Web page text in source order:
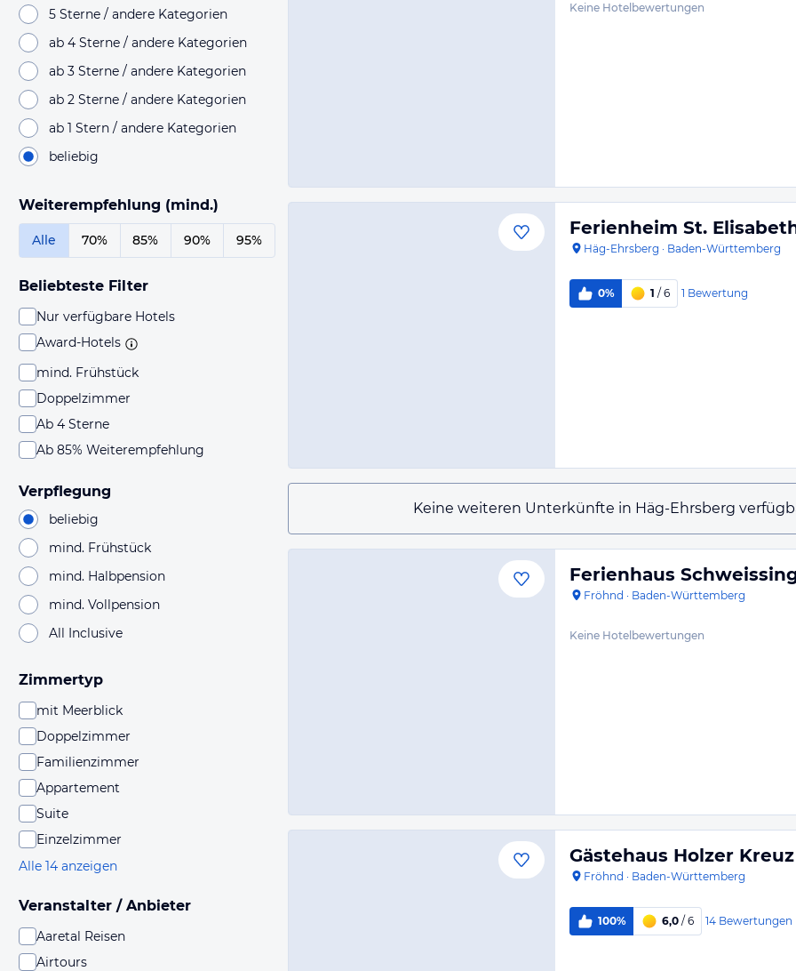
5 Sterne / andere Kategorien
ab 4 Sterne / andere Kategorien
ab 3 Sterne / andere Kategorien
ab 2 Sterne / andere Kategorien
ab 1 Stern / andere Kategorien
beliebig
Weiterempfehlung (mind.)
Alle 70% 85% 90% 95%
Beliebteste Filter
Nur verfügbare Hotels
Award-Hotels
mind. Frühstück
Doppelzimmer
Ab 4 Sterne
Ab 85% Weiterempfehlung
Verpflegung
beliebig
mind. Frühstück
mind. Halbpension
mind. Vollpension
All Inclusive
Zimmertyp
mit Meerblick
Doppelzimmer
Familienzimmer
Appartement
Suite
Einzelzimmer
Alle 14 anzeigen
Veranstalter / Anbieter
Aaretal Reisen
Airtours
Keine Hotelbewertungen
Ferienheim St.
Häg-Ehrsberg · Baden-Württemberg
0% 1 / 6 1 Bewertung
Keine weiteren Unterkünfte in Häg-Ehrsberg
Ferienhaus
Fröhnd · Baden-Württemberg
Keine Hotelbewertungen
Gästehaus Holzer Kreuz
Fröhnd · Baden-Württemberg
100% 6,0 / 6 14 Bewertungen